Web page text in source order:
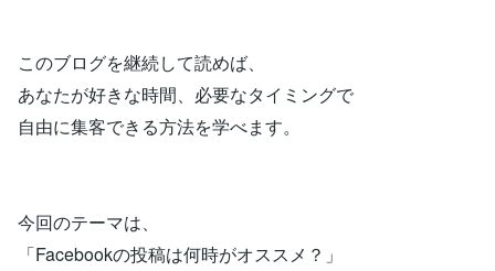
このブログを継続して読めば、
あなたが好きな時間、必要なタイミングで
自由に集客できる方法を学べます。
今回のテーマは、
「Facebookの投稿は何時がオススメ？」